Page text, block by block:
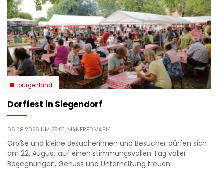
burgenland
Dorffest in Siegendorf
06.08.2026 UM 23:01, MANFRED VASIK
Große und kleine Besucherinnen und Besucher dürfen sich
am 22. August auf einen stimmungsvollen Tag voller
Begegnungen, Genuss und Unterhaltung freuen.